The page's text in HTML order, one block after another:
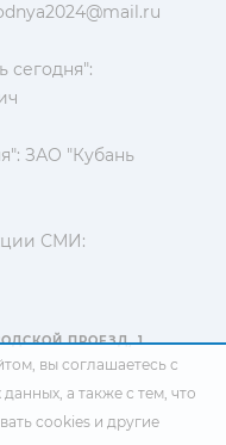
сегодня":
ЗАО "Кубань
СМИ:
ПРОЕЗД, 1
вы соглашаетесь с
данных, а также с тем, что
cookies и другие